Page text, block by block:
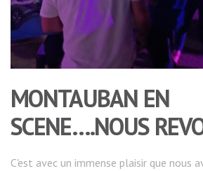
MONTAUBAN EN
SCENE….NOUS
C'est avec un immense plaisir que nous